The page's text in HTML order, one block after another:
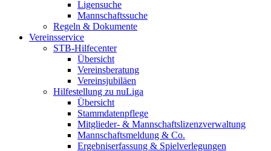
Ligensuche
Mannschaftssuche
Regeln & Dokumente
Vereinsservice
STB-Hilfecenter
Übersicht
Vereinsberatung
Vereinsjubiläen
Hilfestellung zu nuLiga
Übersicht
Stammdatenpflege
Mitglieder- & Mannschaftslizenzverwaltung
Mannschaftsmeldung & Co.
Ergebniserfassung & Spielverlegungen